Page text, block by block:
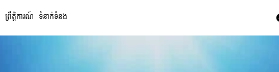
ព្រឹត្តិការណ៍ ទំនាក់ទំនង